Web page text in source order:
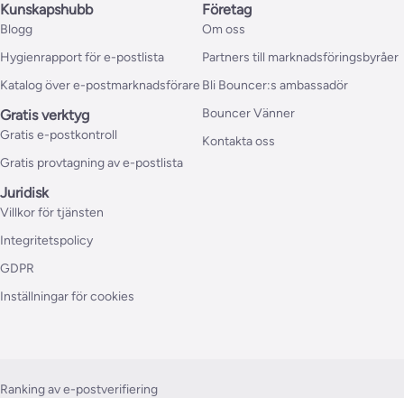
Kunskapshubb
Blogg
Hygienrapport för e-postlista
Katalog över e-postmarknadsförare
Gratis verktyg
Gratis e-postkontroll
Gratis provtagning av e-postlista
Företag
Om oss
Partners till marknadsföringsbyråer
Bli Bouncer:s ambassadör
Bouncer Vänner
Kontakta oss
Juridisk
Villkor för tjänsten
Integritetspolicy
GDPR
Inställningar för cookies
Ranking av e-postverifiering